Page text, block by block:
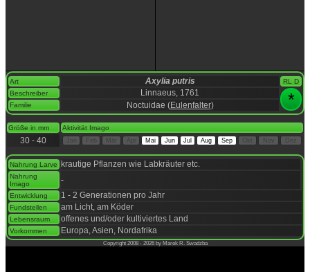
Art Axylia putris
RL D
Beschreiber
Linnaeus, 1761 *
Familie Noctuidae (Eulenfalter)
Größe in mm Aktivität Imago
30 - 40 Mai Jun Jul Aug Sep Dez
Nahrung Larve krautige Pflanzen wie Labkräuter etc.
Nahrung
Imago
-
Entwicklung 1 - 2 Generationen pro Jahr
Fundstellen am Licht, am Köder
Lebensraum offenes und/oder kultiviertes Land
Vorkommen Europa, Asien, Nordafrika
Copyright 2008 - 2026 by Marek R. Swadzba